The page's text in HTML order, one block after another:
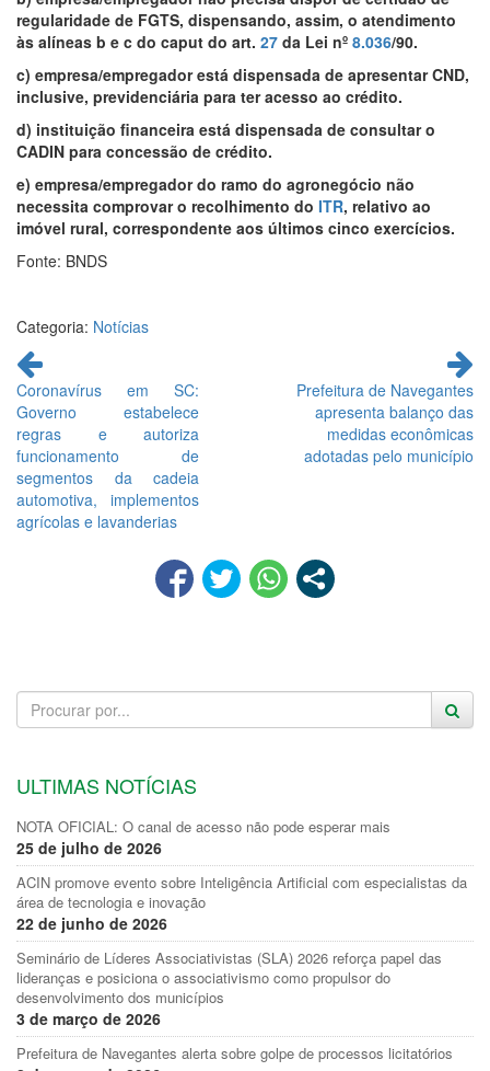
regularidade de FGTS, dispensando, assim, o atendimento
às alíneas b e c do caput do art. 27 da Lei nº 8.036/90.
c) empresa/empregador está dispensada de apresentar CND,
inclusive, previdenciária para ter acesso ao crédito.
d) instituição financeira está dispensada de consultar o
CADIN para concessão de crédito.
e) empresa/empregador do ramo do agronegócio não
necessita comprovar o recolhimento do ITR, relativo ao
imóvel rural, correspondente aos últimos cinco exercícios.
Fonte: BNDS
Categoria: Notícias
Continue
lendo
Coronavírus em SC:
Governo estabelece
regras e autoriza
funcionamento de
segmentos da cadeia
automotiva, implementos
agrícolas e lavanderias
Prefeitura de Navegantes
apresenta balanço das
medidas econômicas
adotadas pelo município
ULTIMAS NOTÍCIAS
NOTA OFICIAL: O canal de acesso não pode esperar mais
25 de julho de 2026
ACIN promove evento sobre Inteligência Artificial com especialistas da
área de tecnologia e inovação
22 de junho de 2026
Seminário de Líderes Associativistas (SLA) 2026 reforça papel das
lideranças e posiciona o associativismo como propulsor do
desenvolvimento dos municípios
3 de março de 2026
Prefeitura de Navegantes alerta sobre golpe de processos licitatórios